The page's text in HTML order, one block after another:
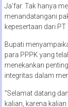
Ja’far. Tak hanya
menandatangani
kepesertaan dari PT
Bupati
para PPPK yang
menekankan
integritas dalam
“Selamat datang
kalian, karena